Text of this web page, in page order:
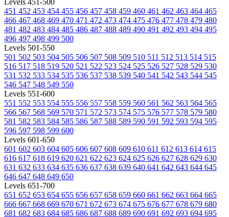
Levels 451-500
451 452 453 454 455 456 457 458 459 460 461 462 463 464 465
466 467 468 469 470 471 472 473 474 475 476 477 478 479 480
481 482 483 484 485 486 487 488 489 490 491 492 493 494 495
496 497 498 499 500
Levels 501-550
501 502 503 504 505 506 507 508 509 510 511 512 513 514 515
516 517 518 519 520 521 522 523 524 525 526 527 528 529 530
531 532 533 534 535 536 537 538 539 540 541 542 543 544 545
546 547 548 549 550
Levels 551-600
551 552 553 554 555 556 557 558 559 560 561 562 563 564 565
566 567 568 569 570 571 572 573 574 575 576 577 578 579 580
581 582 583 584 585 586 587 588 589 590 591 592 593 594 595
596 597 598 599 600
Levels 601-650
601 602 603 604 605 606 607 608 609 610 611 612 613 614 615
616 617 618 619 620 621 622 623 624 625 626 627 628 629 630
631 632 633 634 635 636 637 638 639 640 641 642 643 644 645
646 647 648 649 650
Levels 651-700
651 652 653 654 655 656 657 658 659 660 661 662 663 664 665
666 667 668 669 670 671 672 673 674 675 676 677 678 679 680
681 682 683 684 685 686 687 688 689 690 691 692 693 694 695